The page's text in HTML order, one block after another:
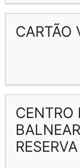
CARTÃO
CENTRO
RESERVA